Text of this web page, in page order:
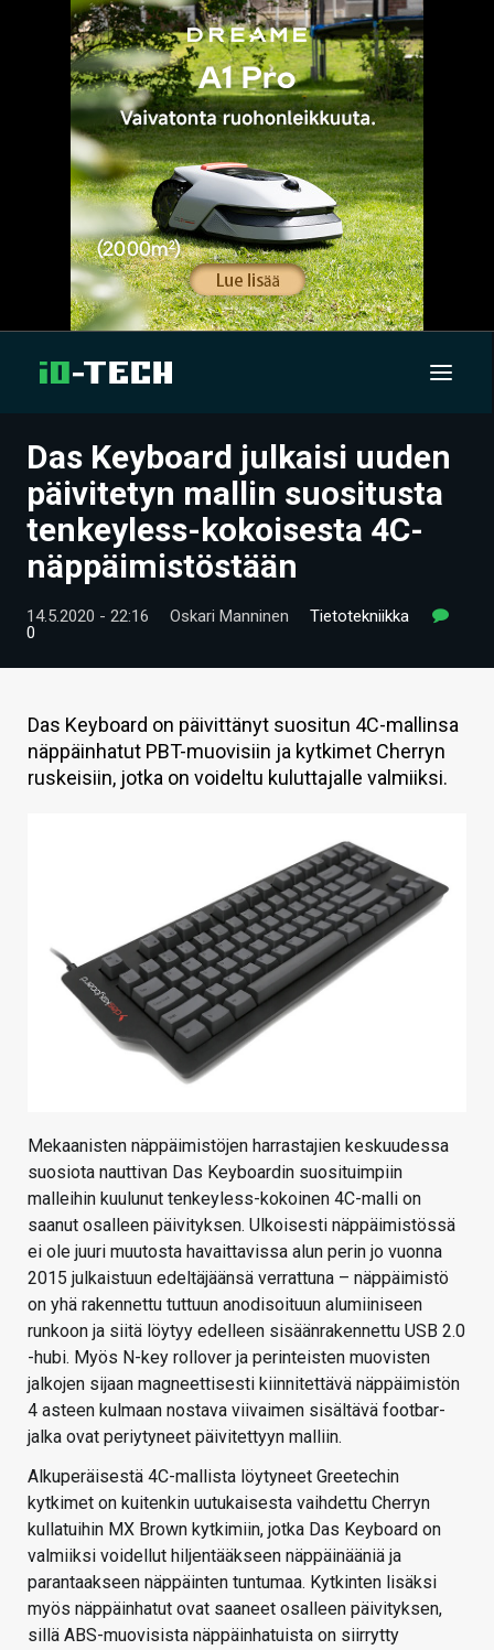
UUTISET
ARTIKKELIT
VIDEOT
TECHBBS
KAUPPA
Das Keyboard julkaisi uuden
päivitetyn mallin suositusta
tenkeyless-kokoisesta 4C-
näppäimistöstään
14.5.2020 - 22:16 Oskari Manninen
Tietotekniikka
0
Das Keyboard on päivittänyt suositun 4C-mallinsa
näppäinhatut PBT-muovisiin ja kytkimet Cherryn
ruskeisiin, jotka on voideltu kuluttajalle valmiiksi.
Mekaanisten näppäimistöjen harrastajien keskuudessa
suosiota nauttivan Das Keyboardin suosituimpiin
malleihin kuulunut tenkeyless-kokoinen 4C-malli on
saanut osalleen päivityksen. Ulkoisesti näppäimistössä
ei ole juuri muutosta havaittavissa alun perin jo vuonna
2015 julkaistuun edeltäjäänsä verrattuna – näppäimistö
on yhä rakennettu tuttuun anodisoituun alumiiniseen
runkoon ja siitä löytyy edelleen sisäänrakennettu USB 2.0
-hubi. Myös N-key rollover ja perinteisten muovisten
jalkojen sijaan magneettisesti kiinnitettävä näppäimistön
4 asteen kulmaan nostava viivaimen sisältävä footbar-
jalka ovat periytyneet päivitettyyn malliin.
Alkuperäisestä 4C-mallista löytyneet Greetechin
kytkimet on kuitenkin uutukaisesta vaihdettu Cherryn
kullatuihin MX Brown kytkimiin, jotka Das Keyboard on
valmiiksi voidellut hiljentääkseen näppäinääniä ja
parantaakseen näppäinten tuntumaa. Kytkinten lisäksi
myös näppäinhatut ovat saaneet osalleen päivityksen,
sillä ABS-muovisista näppäinhatuista on siirrytty